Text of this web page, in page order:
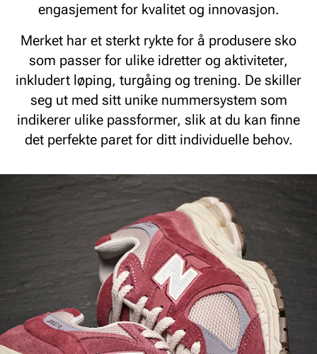
engasjement for kvalitet og innovasjon.
Merket har et sterkt rykte for å produsere sko
som passer for ulike idretter og aktiviteter,
inkludert løping, turgåing og trening. De skiller
seg ut med sitt unike nummersystem som
indikerer ulike passformer, slik at du kan finne
det perfekte paret for ditt individuelle behov.